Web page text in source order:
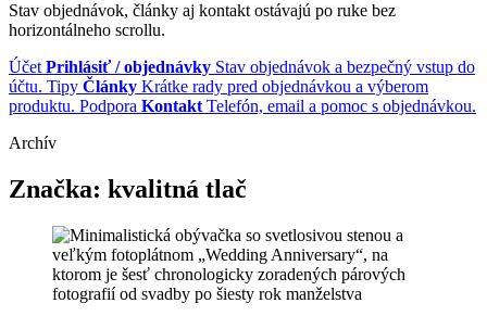
Stav objednávok, články aj kontakt ostávajú po ruke bez
horizontálneho scrollu.
Účet Prihlásiť / objednávky Stav objednávok a bezpečný vstup do
účtu. Tipy Články Krátke rady pred objednávkou a výberom
produktu. Podpora Kontakt Telefón, email a pomoc s objednávkou.
Archív
Značka: kvalitná tlač